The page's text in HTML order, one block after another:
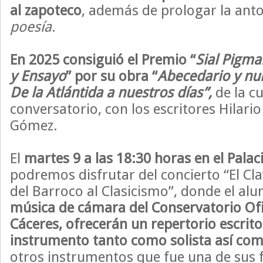
al zapoteco, además de prologar la
poesía.
En 2025 consiguió el Premio “Sial
y Ensayo” por su obra “Abecedario y
De la Atlántida a nuestros días”, de la
conversatorio, con los escritores Hilario
Gómez.
El martes 9 a las 18:30 horas en el
podremos disfrutar del concierto “El
del Barroco al Clasicismo”, donde el
música de cámara del Conservatorio
Cáceres, ofrecerán un repertorio
instrumento tanto como solista así
otros instrumentos que fue una de sus